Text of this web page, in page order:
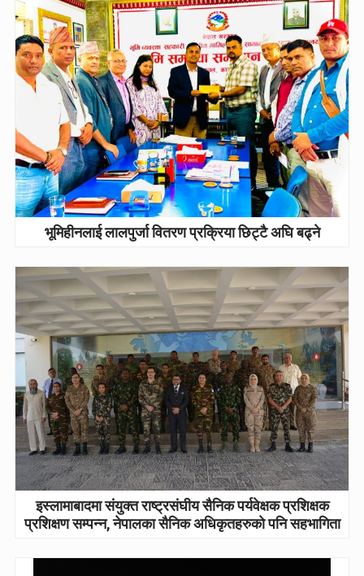
भूमिहीनलाई लालपुर्जा वितरण प्रक्रिया छिट्टै अघि बढ्ने
इस्लामाबादमा संयुक्त राष्ट्रसंघीय सैनिक पर्यवेक्षक प्रशिक्षक
प्रशिक्षण सम्पन्न, नेपालका सैनिक अधिकृतहरुको पनि सहभागिता